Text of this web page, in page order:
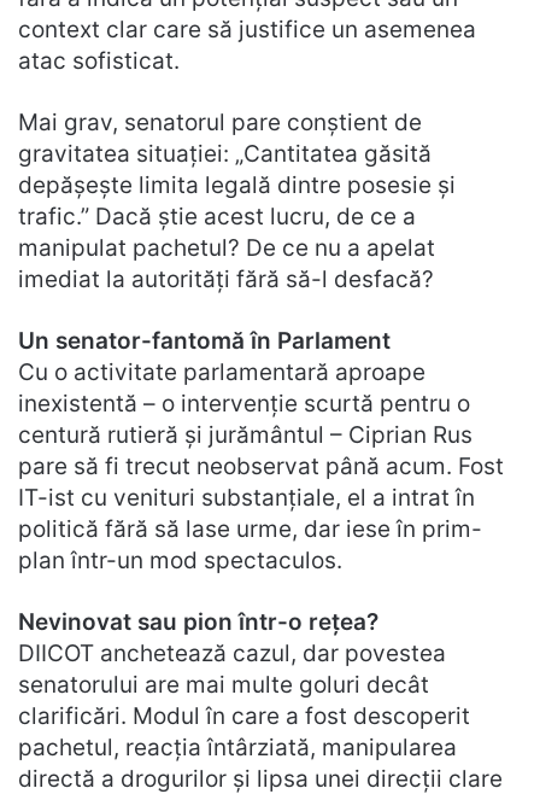
context clar care să justifice un asemenea
atac sofisticat.
Mai grav, senatorul pare conștient de
gravitatea situației: „Cantitatea găsită
depășește limita legală dintre posesie și
trafic.” Dacă știe acest lucru, de ce a
manipulat pachetul? De ce nu a apelat
imediat la autorități fără să-l desfacă?
Un senator-fantomă în Parlament
Cu o activitate parlamentară aproape
inexistentă – o intervenție scurtă pentru o
centură rutieră și jurământul – Ciprian Rus
pare să fi trecut neobservat până acum. Fost
IT-ist cu venituri substanțiale, el a intrat în
politică fără să lase urme, dar iese în prim-
plan într-un mod spectaculos.
Nevinovat sau pion într-o rețea?
DIICOT anchetează cazul, dar povestea
senatorului are mai multe goluri decât
clarificări. Modul în care a fost descoperit
pachetul, reacția întârziată, manipularea
directă a drogurilor și lipsa unei direcții clare